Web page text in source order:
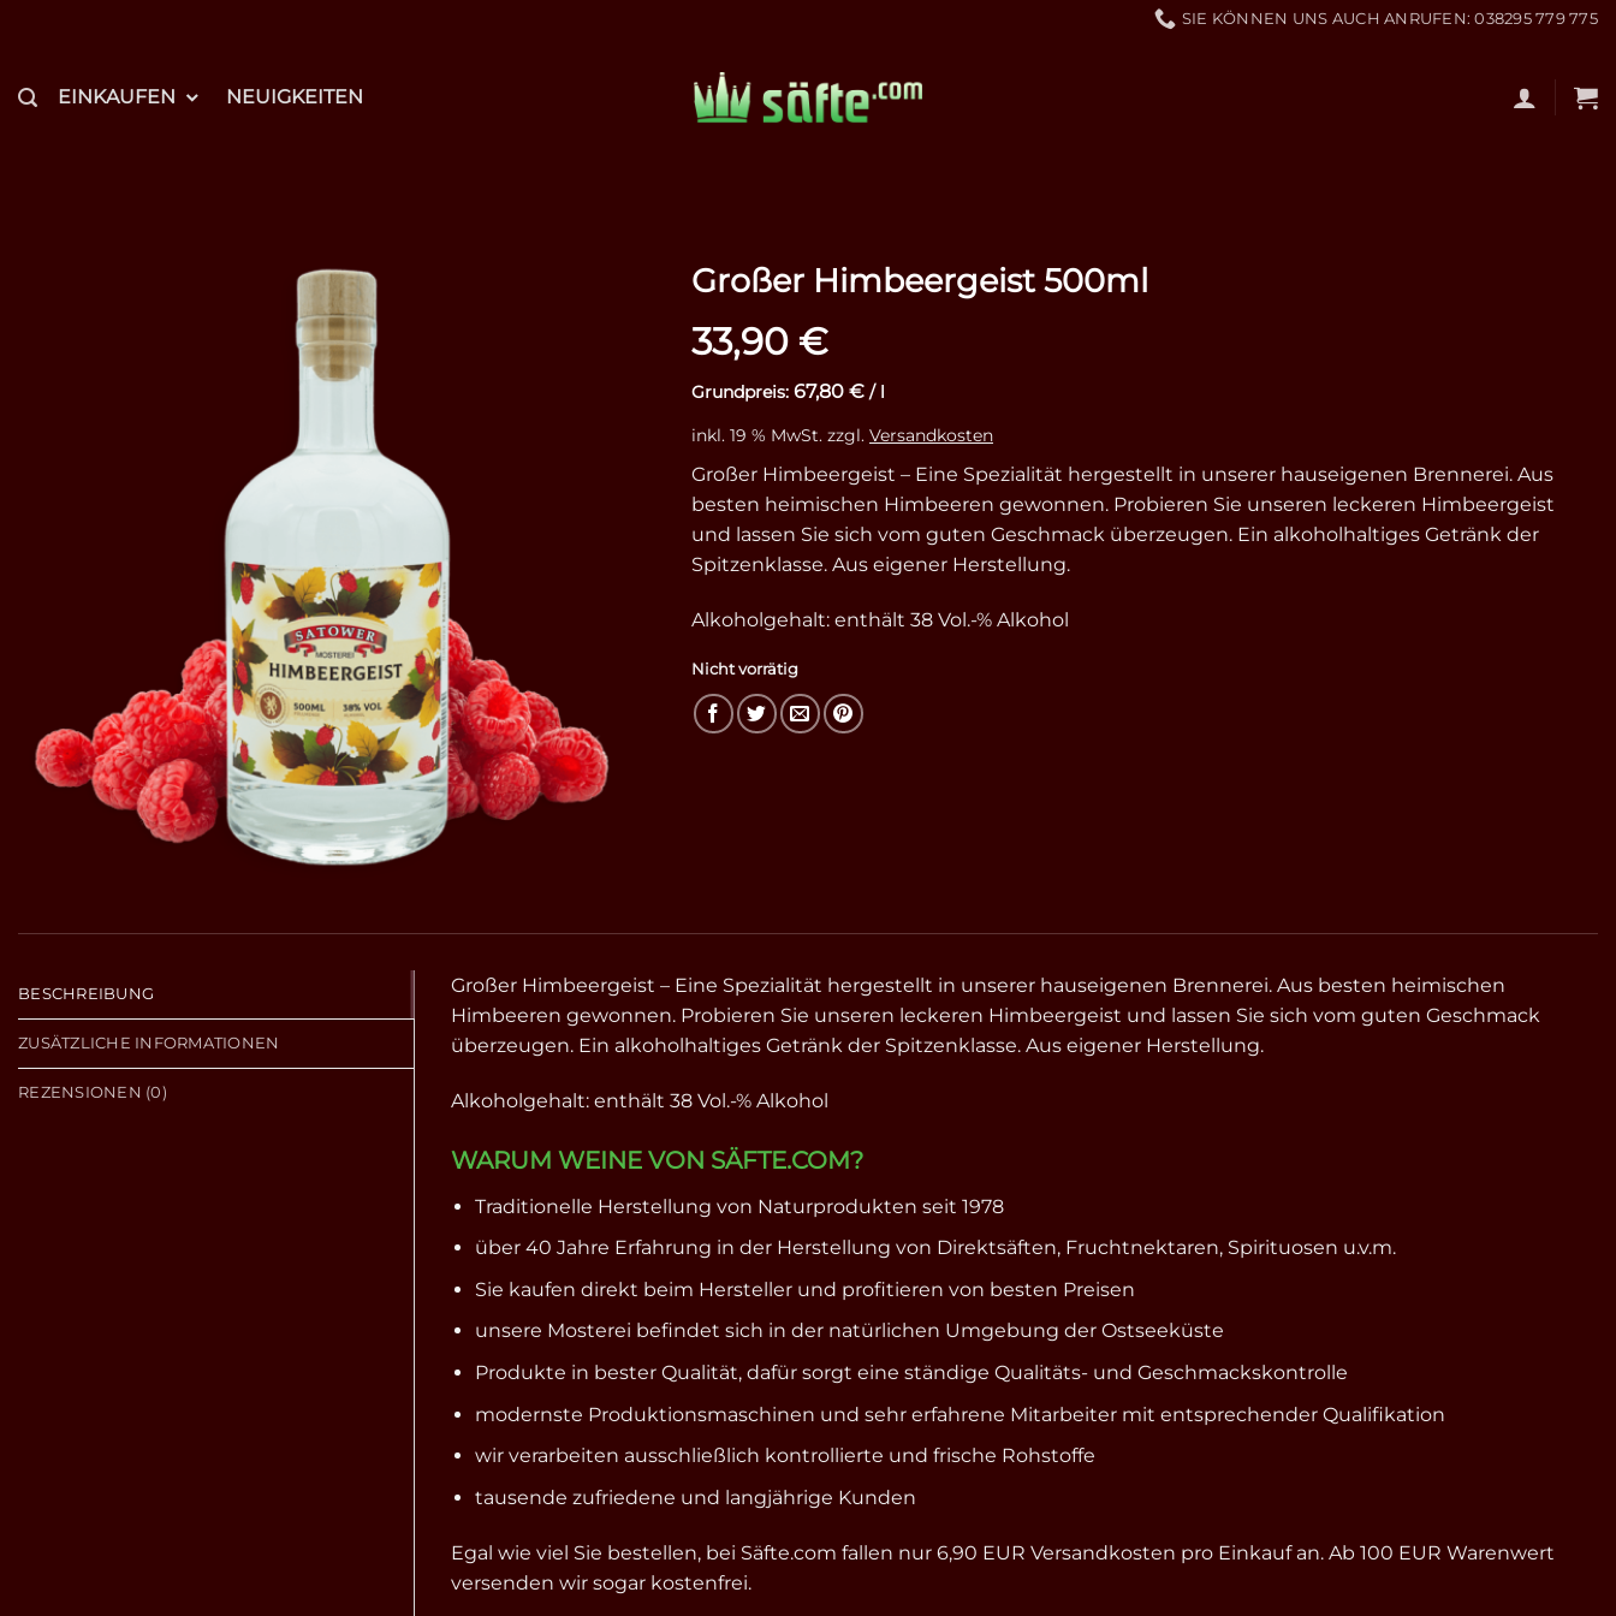
SIE KÖNNEN UNS AUCH ANRUFEN: 038295 779 775
EINKAUFEN NEUIGKEITEN
Großer Himbeergeist 500ml
33,90 €
Grundpreis: 67,80 € / l
inkl. 19 % MwSt. zzgl. Versandkosten
Großer Himbeergeist – Eine Spezialität hergestellt in unserer hauseigenen Brennerei. Aus
besten heimischen Himbeeren gewonnen. Probieren Sie unseren leckeren Himbeergeist
und lassen Sie sich vom guten Geschmack überzeugen. Ein alkoholhaltiges Getränk der
Spitzenklasse. Aus eigener Herstellung.
Alkoholgehalt: enthält 38 Vol.-% Alkohol
Nicht vorrätig
BESCHREIBUNG
ZUSÄTZLICHE INFORMATIONEN
REZENSIONEN (0)
Großer Himbeergeist – Eine Spezialität hergestellt in unserer hauseigenen Brennerei. Aus besten heimischen
Himbeeren gewonnen. Probieren Sie unseren leckeren Himbeergeist und lassen Sie sich vom guten Geschmack
überzeugen. Ein alkoholhaltiges Getränk der Spitzenklasse. Aus eigener Herstellung.
Alkoholgehalt: enthält 38 Vol.-% Alkohol
WARUM WEINE VON SÄFTE.COM?
Traditionelle Herstellung von Naturprodukten seit 1978
über 40 Jahre Erfahrung in der Herstellung von Direktsäften, Fruchtnektaren, Spirituosen u.v.m.
Sie kaufen direkt beim Hersteller und profitieren von besten Preisen
unsere Mosterei befindet sich in der natürlichen Umgebung der Ostseeküste
Produkte in bester Qualität, dafür sorgt eine ständige Qualitäts- und Geschmackskontrolle
modernste Produktionsmaschinen und sehr erfahrene Mitarbeiter mit entsprechender Qualifikation
wir verarbeiten ausschließlich kontrollierte und frische Rohstoffe
tausende zufriedene und langjährige Kunden
Egal wie viel Sie bestellen, bei Säfte.com fallen nur 6,90 EUR Versandkosten pro Einkauf an. Ab 100 EUR Warenwert
versenden wir sogar kostenfrei.